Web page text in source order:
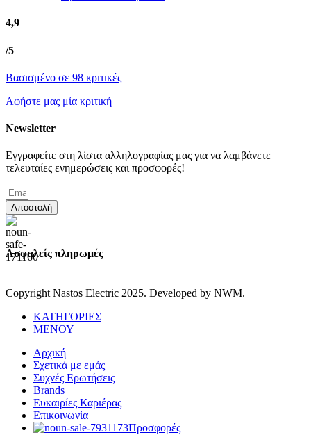
4,9
/5
Βασισμένο σε 98 κριτικές
Αφήστε μας μία κριτική
Newsletter
Εγγραφείτε στη λίστα αλληλογραφίας μας για να λαμβάνετε
τελευταίες ενημερώσεις και προσφορές!
Αποστολή
Ασφαλείς πληρωμές
Copyright Nastos Electric 2025. Developed by NWM.
ΚΑΤΗΓΟΡΙΕΣ
ΜΕΝΟΥ
Αρχική
Σχετικά με εμάς
Συχνές Ερωτήσεις
Brands
Ευκαιρίες Καριέρας
Επικοινωνία
Προσφορές